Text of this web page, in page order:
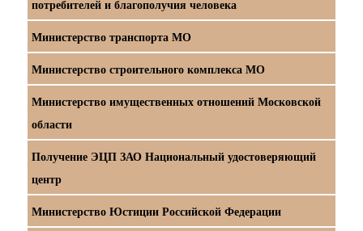
потребителей и благополучия человека
Министерство транспорта МО
Министерство строительного комплекса МО
Министерство имущественных отношений Московской
области
Получение ЭЦП ЗАО Национальный удостоверяющий
центр
Министерство Юстиции Российской Федерации